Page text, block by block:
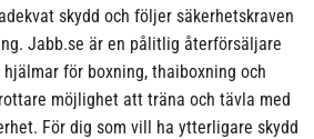
skydd och följer säkerhetskraven
Jabb.se är en pålitlig återförsäljare
för boxning, thaiboxning och
möjlighet att träna och tävla med
För dig som vill ha ytterligare skydd